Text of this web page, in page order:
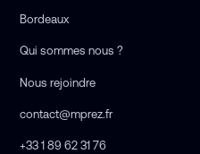
Bordeaux
Qui sommes nous ?
Nous rejoindre
contact@mprez.fr
+33 1 89 62 31 76